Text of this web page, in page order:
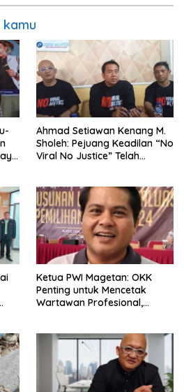
Ahmad Setiawan Kenang M.
Sholeh: Pejuang Keadilan “No
Viral No Justice” Telah
Ketua PWI Magetan: OKK
Penting untuk Mencetak
Wartawan Profesional,